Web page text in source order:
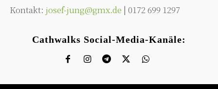
Kontakt: josef-jung@gmx.de | 0172 699 1297
Cathwalks Social-Media-Kanäle: